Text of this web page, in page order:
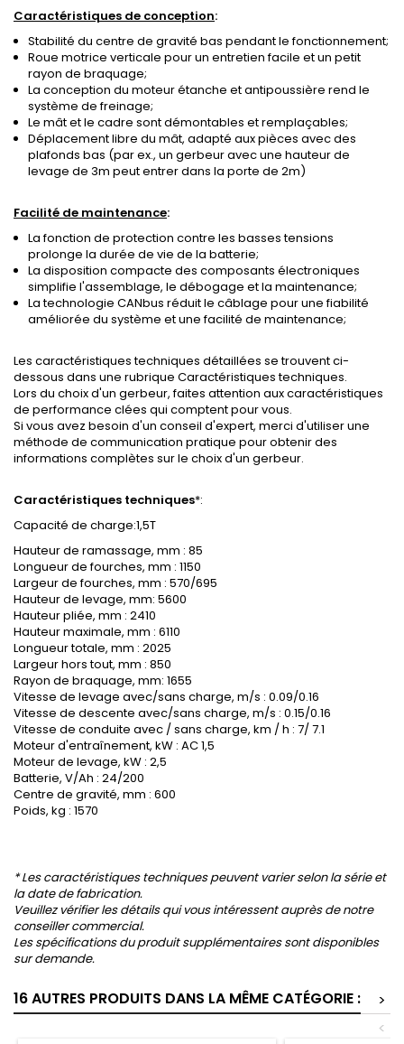
Caractéristiques de conception:
Stabilité du centre de gravité bas pendant le fonctionnement;
Roue motrice verticale pour un entretien facile et un petit
rayon de braquage;
La conception du moteur étanche et antipoussière rend le
système de freinage;
Le mât et le cadre sont démontables et remplaçables;
Déplacement libre du mât, adapté aux pièces avec des
plafonds bas (par ex., un gerbeur avec une hauteur de
levage de 3m peut entrer dans la porte de 2m)
Facilité de maintenance:
La fonction de protection contre les basses tensions
prolonge la durée de vie de la batterie;
La disposition compacte des composants électroniques
simplifie l'assemblage, le débogage et la maintenance;
La technologie CANbus réduit le câblage pour une fiabilité
améliorée du système et une facilité de maintenance;
Les caractéristiques techniques détaillées se trouvent ci-
dessous dans une rubrique Caractéristiques techniques.
Lors du choix d'un gerbeur, faites attention aux caractéristiques
de performance clées qui comptent pour vous.
Si vous avez besoin d'un conseil d'expert, merci d'utiliser une
méthode de communication pratique pour obtenir des
informations complètes sur le choix d'un gerbeur.
Caractéristiques techniques*:
Capacité de charge:1,5T
Hauteur de ramassage, mm : 85
Longueur de fourches, mm : 1150
Largeur de fourches, mm : 570/695
Hauteur de levage, mm: 5600
Hauteur pliée, mm : 2410
Hauteur maximale, mm : 6110
Longueur totale, mm : 2025
Largeur hors tout, mm : 850
Rayon de braquage, mm: 1655
Vitesse de levage avec/sans charge, m/s : 0.09/0.16
Vitesse de descente avec/sans charge, m/s : 0.15/0.16
Vitesse de conduite avec / sans charge, km / h : 7/ 7.1
Moteur d'entraînement, kW : AC 1,5
Moteur de levage, kW : 2,5
Batterie, V/Ah : 24/200
Centre de gravité, mm : 600
Poids, kg : 1570
* Les caractéristiques techniques peuvent varier selon la série et
la date de fabrication.
Veuillez vérifier les détails qui vous intéressent auprès de notre
conseiller commercial.
Les spécifications du produit supplémentaires sont disponibles
sur demande.
16 AUTRES PRODUITS DANS LA MÊME CATÉGORIE :
>
<